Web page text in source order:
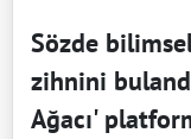
Sözde
zihnini
Ağacı'